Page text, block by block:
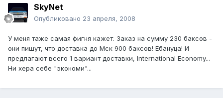
SkyNet
Опубликовано 23 апреля, 2008
У меня таже самая фигня кажет. Заказ на сумму 230 баксов -
они пишут, что доставка до Мск 900 баксов! Ебануца! И
предлагают всего 1 вариант доставки, International Economy...
Ни хера себе "экономи"...